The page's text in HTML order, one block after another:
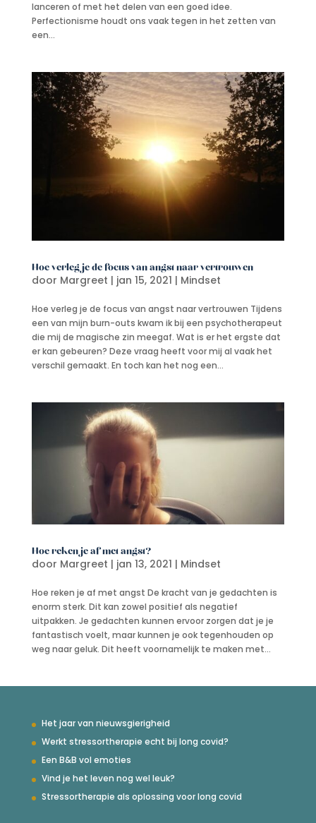
lanceren of met het delen van een goed idee.
Perfectionisme houdt ons vaak tegen in het zetten van
een...
Hoe verleg je de focus van angst naar vertrouwen
door Margreet | jan 15, 2021 | Mindset
Hoe verleg je de focus van angst naar vertrouwen Tijdens
een van mijn burn-outs kwam ik bij een psychotherapeut
die mij de magische zin meegaf. Wat is er het ergste dat
er kan gebeuren? Deze vraag heeft voor mij al vaak het
verschil gemaakt. En toch kan het nog een...
Hoe reken je af met angst?
door Margreet | jan 13, 2021 | Mindset
Hoe reken je af met angst De kracht van je gedachten is
enorm sterk. Dit kan zowel positief als negatief
uitpakken. Je gedachten kunnen ervoor zorgen dat je je
fantastisch voelt, maar kunnen je ook tegenhouden op
weg naar geluk. Dit heeft voornamelijk te maken met...
Het jaar van nieuwsgierigheid
Werkt stressortherapie echt bij long covid?
Een B&B vol emoties
Vind je het leven nog wel leuk?
Stressortherapie als oplossing voor long covid